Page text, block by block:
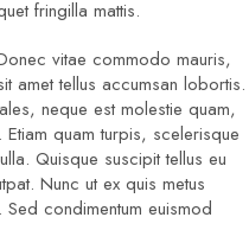
fringilla mattis.
vitae commodo mauris,
amet tellus accumsan lobortis.
neque est molestie quam,
quam turpis, scelerisque
Quisque suscipit tellus eu
Nunc ut ex quis metus
condimentum euismod